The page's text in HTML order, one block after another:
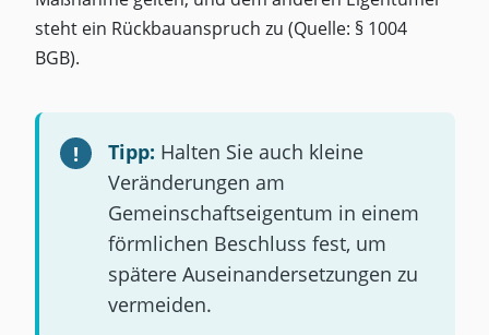
steht ein Rückbauanspruch zu (Quelle: § 1004
BGB).
Tipp: Halten Sie auch kleine
Veränderungen am
Gemeinschaftseigentum in einem
förmlichen Beschluss fest, um
spätere Auseinandersetzungen zu
vermeiden.